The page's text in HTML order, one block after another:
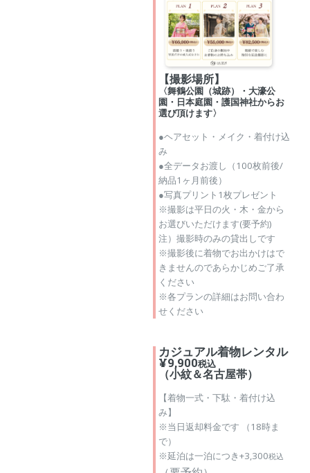
【撮影場所】
〈舞鶴公園（城跡）・大濠公
園・日本庭園・護国神社からお
選び頂けます〉
●ヘアセット・メイク・着付け込
み
●全データお渡し（100枚前後/
納品1ヶ月前後）
●写真プリント1枚プレゼント
※撮影は平日の火・木・金から
お選びいただけます(要予約)
注）撮影時のみの貸出しです
※撮影後に着物でお出かけはで
きませんのであらかじめご了承
ください
※各プランの詳細はお問い合わ
せください
カジュアル着物レンタル
¥9,900税込
（小紋＆名古屋帯）
【着物一式・下駄・着付け込
み】
※当日返却料金です （18時ま
で）
※延泊は一泊につき+3,300税込